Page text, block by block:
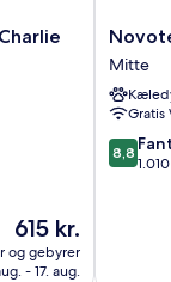
Prisen
615 kr.
615 kr.
og gebyrer
- 17. aug.
Novotel
Berlin
Mitte
Mitte
Mitte
Gratis
8.8
ud
8,8